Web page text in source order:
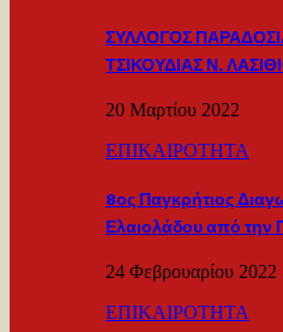
ΣΥΛΛΟΓΟΣ
ΤΣΙΚΟΥΔΙΑΣ Ν.
20 Μαρτίου 2022
ΕΠΙΚΑΙΡΟΤΗΤΑ
8ος Παγκρήτιος
Ελαιολάδου από την
24 Φεβρουαρίου 2022
ΕΠΙΚΑΙΡΟΤΗΤΑ